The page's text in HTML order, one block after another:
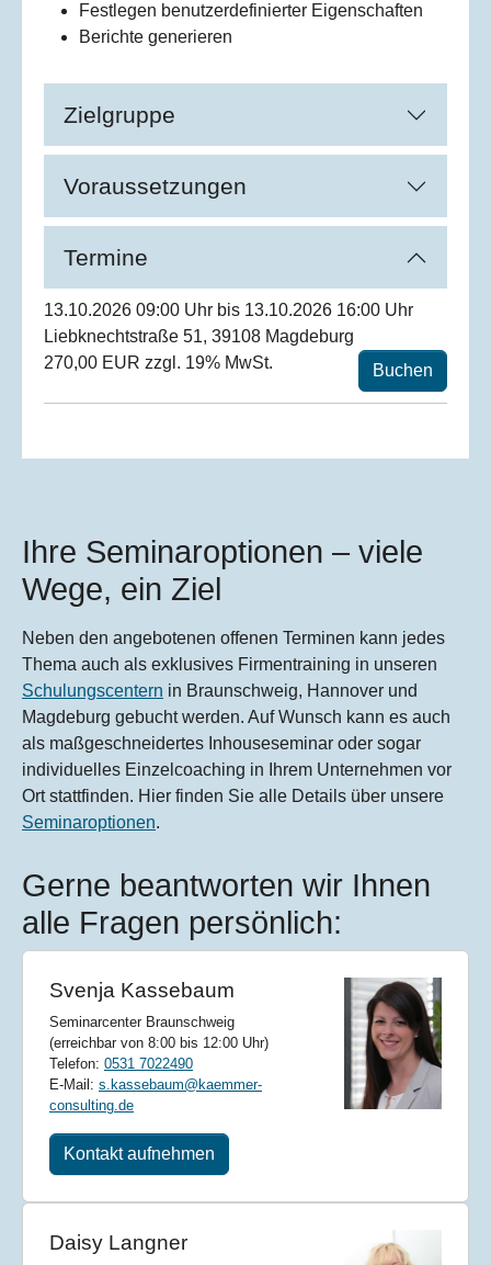
Festlegen benutzerdefinierter Eigenschaften
Berichte generieren
Zielgruppe
Voraussetzungen
Termine
13.10.2026 09:00 Uhr bis 13.10.2026 16:00 Uhr
Liebknechtstraße 51, 39108 Magdeburg
270,00 EUR zzgl. 19% MwSt.
Buchen
Ihre Seminaroptionen – viele
Wege, ein Ziel
Neben den angebotenen offenen Terminen kann jedes
Thema auch als exklusives Firmentraining in unseren
Schulungscentern in Braunschweig, Hannover und
Magdeburg gebucht werden. Auf Wunsch kann es auch
als maßgeschneidertes Inhouseseminar oder sogar
individuelles Einzelcoaching in Ihrem Unternehmen vor
Ort stattfinden. Hier finden Sie alle Details über unsere
Seminaroptionen.
Gerne beantworten wir Ihnen
alle Fragen persönlich:
Svenja Kassebaum
Seminarcenter Braunschweig
(erreichbar von 8:00 bis 12:00 Uhr)
Telefon: 0531 7022490
E-Mail: s.kassebaum@kaemmer-
consulting.de
Kontakt aufnehmen
Daisy Langner